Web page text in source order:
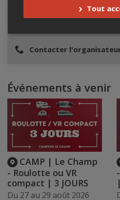
Informations relatives
Contacter
Événements à venir
CAMP | Le Champ
- Roulotte ou VR
compact | 3 JOURS
Du 27 au 29 août 2026
Tout